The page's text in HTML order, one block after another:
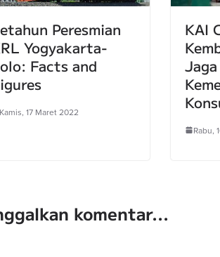
Peresmian
Yogyakarta-
Facts and
Kamis, 17 Maret 2022
KAI
Rabu,
komentar...